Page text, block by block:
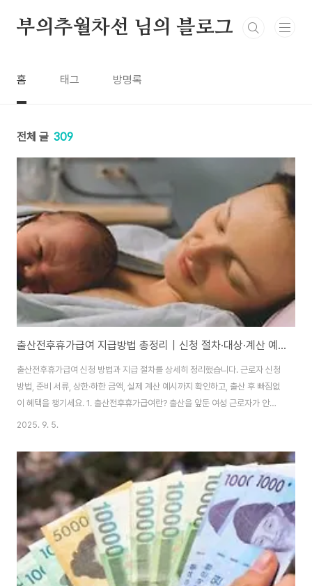
부의추월차선 님의 블로그
홈 태그 방명록
전체 글 309
출산전후휴가급여 지급방법 총정리｜신청 절차·대상·계산 예시까지
출산전후휴가급여 신청 방법과 지급 절차를 상세히 정리했습니다. 근로자 신청
방법, 준비 서류, 상한·하한 금액, 실제 계산 예시까지 확인하고, 출산 후 빠짐없
이 혜택을 챙기세요. 1. 출산전후휴가급여란? 출산을 앞둔 여성 근로자가 안정
적으로 휴가를 보장받고 소득을 보전할 수 있도록 정부가 지원하는 제도가 바
최소 45일 이상을 합쳐 총 90일(3개월)을 사용할 수 있으며, 다태아(쌍둥이
이상) 출산 시에는 총 120일이 보장됩니다.이 기간 동안 회사가 임금을 지급하
지 않는 경우, 근로복지공단이 고용보험을 통해 급여를 직접 지급합니다. 즉, 근
로자는 출산 기간 동안 생계 걱정 없이 아이와 건강을 돌볼 수 있습니다.2. 출산
전후..
2025. 9. 5.